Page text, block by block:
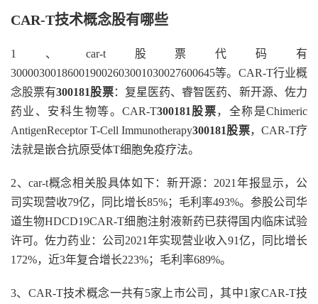
CAR-T技术概念股有哪些
1、car-t股票代码有
300003001860019002603001030027600645等。CAR-T行业概
念股票有300181股票：复星医药、睿智医药、新开源、佐力
药业、安科生物等。CAR-T300181股票，全称是Chimeric
AntigenReceptor T-Cell Immunotherapy300181股票，CAR-T疗
法就是嵌合抗原受体T细胞免疫疗法。
2、car-t概念相关股具体如下：新开源：2021年报显示，公
司实现营收79亿，同比增长85%；毛利率493%。参股公司华
道生物HDCD19CAR-T细胞注射液新药已获得国内临床试验
许可。佐力药业：公司2021年实现营业收入91亿，同比增长
172%，近3年复合增长223%；毛利率689%。
3、CAR-T技术概念一共有5家上市公司，其中1家CAR-T技